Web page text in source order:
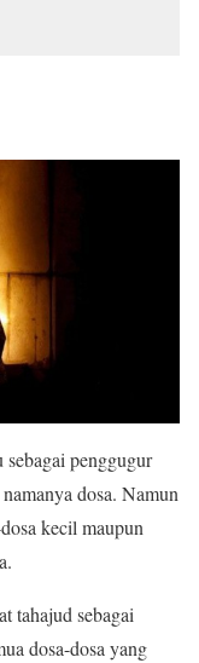
penggugur
dosa. Namun
kecil maupun
tahajud sebagai
dosa-dosa yang